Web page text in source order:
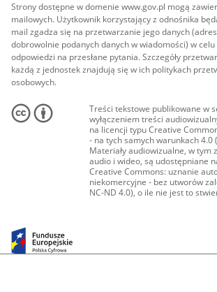
Strony dostępne w domenie www.gov.pl mogą
mailowych. Użytkownik korzystający z odnośnika
mail zgadza się na przetwarzanie jego danych
dobrowolnie podanych danych w wiadomości) w celu
odpowiedzi na przesłane pytania. Szczegóły
każdą z jednostek znajdują się w ich politykach
osobowych.
Treści tekstowe publikowane w
wyłączeniem treści
na licencji typu Creative
- na tych samych warunkach 4.0
Materiały audiowizualne, w tym
audio i wideo, są udostępniane
Creative Commons: uznanie
niekomercyjne - bez utworów
NC-ND 4.0), o ile nie jest to